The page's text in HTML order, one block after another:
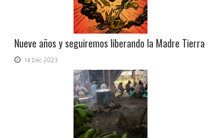
Nueve años y seguiremos liberando la Madre Tierra
14 Déc 2023